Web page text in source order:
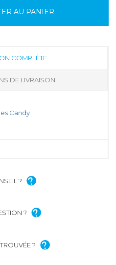
AU PANIER
COMPLÈTE
DE LIVRAISON
Candy
?
?
?